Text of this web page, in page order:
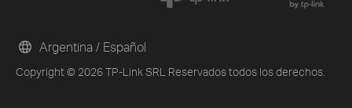
Copyright © 2026 TP-Link SRL Reservados todos los derechos.
Argentina / Español